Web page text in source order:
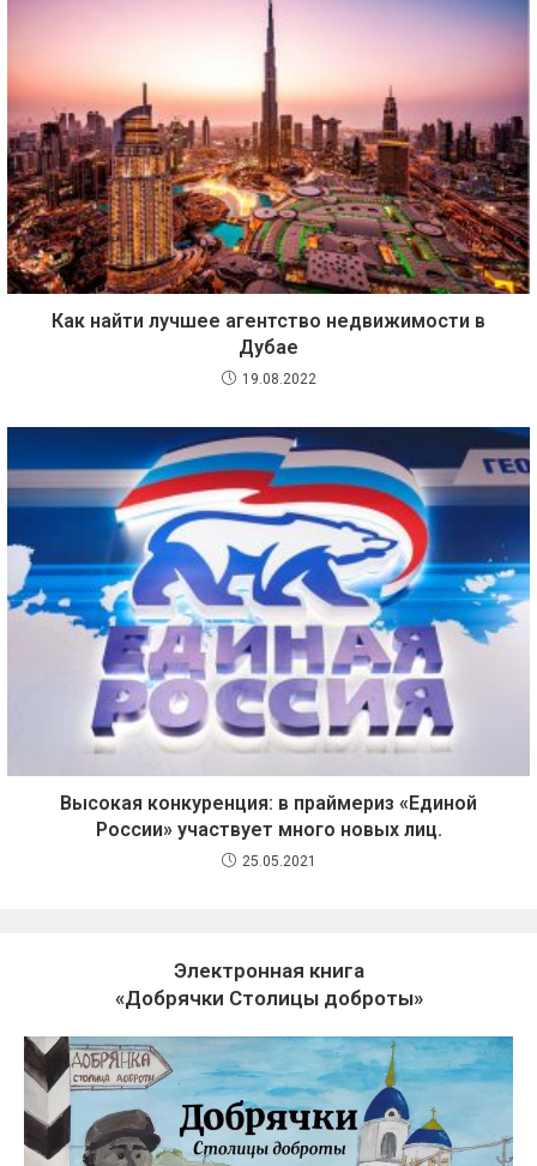
Как найти лучшее агентство недвижимости в
Дубае
19.08.2022
Высокая конкуренция: в праймериз «Единой
России» участвует много новых лиц.
25.05.2021
Электронная книга
«Добрячки Столицы доброты»